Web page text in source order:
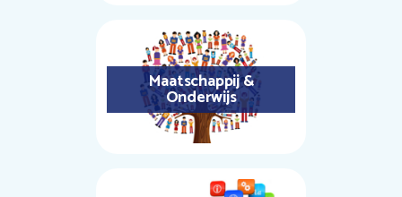
Maatschappij &
Onderwijs